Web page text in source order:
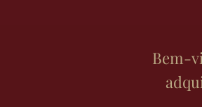
Bem-